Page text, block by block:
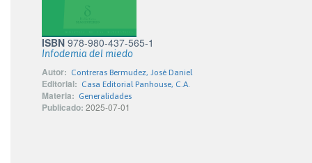
ISBN 978-980-437-565-1
Infodemia del miedo
Autor: Contreras Bermudez, José Daniel
Editorial: Casa Editorial Panhouse, C.A.
Materia: Generalidades
Publicado: 2025-07-01